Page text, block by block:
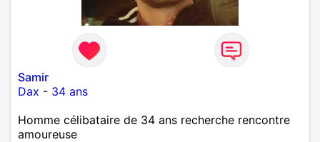
Samir
Dax - 34 ans
Homme célibataire de 34 ans recherche rencontre
amoureuse